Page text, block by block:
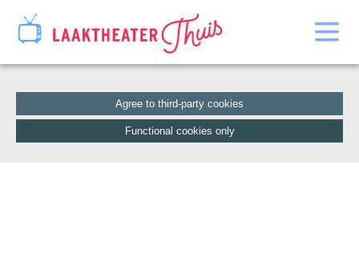
Agree to third-party cookies
Functional cookies only
Catalogue